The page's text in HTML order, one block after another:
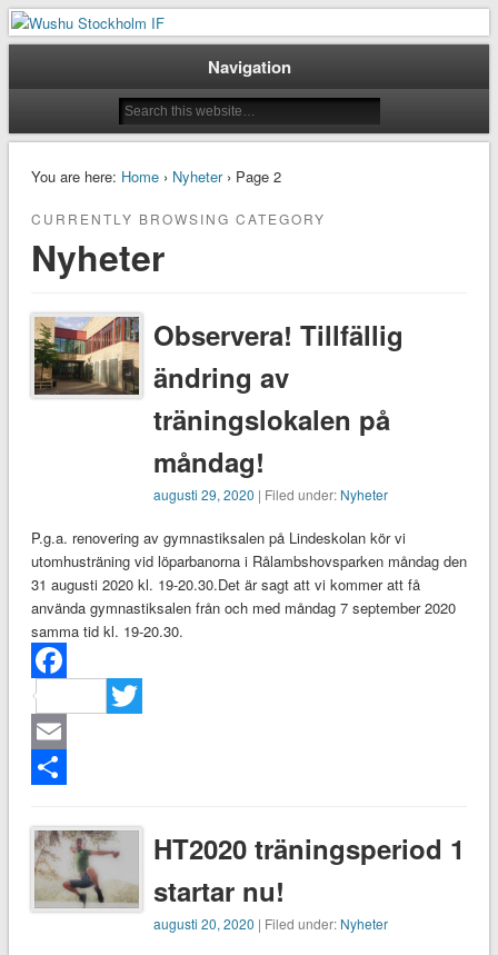
Wushu Stockholm IF
Taoluträning i Stockholm
Navigation
You are here: Home› Nyheter› Page 2
CURRENTLY BROWSING CATEGORY
Nyheter
Observera! Tillfällig
ändring av
träningslokalen på
måndag!
augusti 29, 2020 | Filed under: Nyheter
P.g.a. renovering av gymnastiksalen på Lindeskolan kör vi
utomhusträning vid löparbanorna i Rålambshovsparken måndag den
31 augusti 2020 kl. 19-20.30.Det är sagt att vi kommer att få
använda gymnastiksalen från och med måndag 7 september 2020
samma tid kl. 19-20.30.
Facebook
Twitter
Email
HT2020 träningsperiod 1
startar nu!
augusti 20, 2020 | Filed under: Nyheter